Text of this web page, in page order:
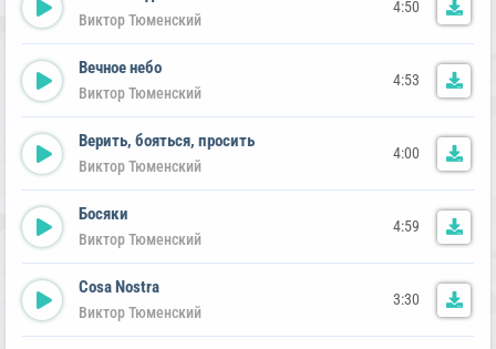
Виктор Тюменский
4:50
Вечное небо
Виктор Тюменский
4:53
Верить, бояться, просить
Виктор Тюменский
4:00
Босяки
Виктор Тюменский
4:59
Cosa Nostra
Виктор Тюменский
3:30